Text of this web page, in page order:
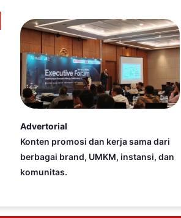
Advertorial
Konten promosi dan kerja sama dari
berbagai brand, UMKM, instansi, dan
komunitas.